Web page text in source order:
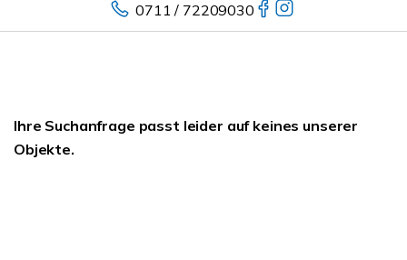
0711 / 72209030
Ihre Suchanfrage passt leider auf keines unserer
Objekte.